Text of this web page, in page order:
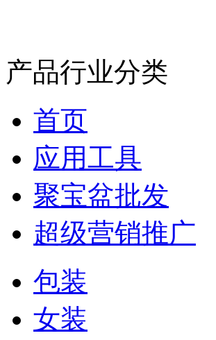
产品行业分类
首页
应用工具
聚宝盆批发
超级营销推广
包装
女装